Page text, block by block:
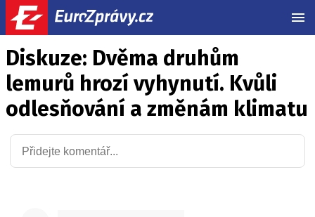
Diskuze: Dvěma druhům
lemurů hrozí vyhynutí. Kvůli
odlesňování a změnám klimatu